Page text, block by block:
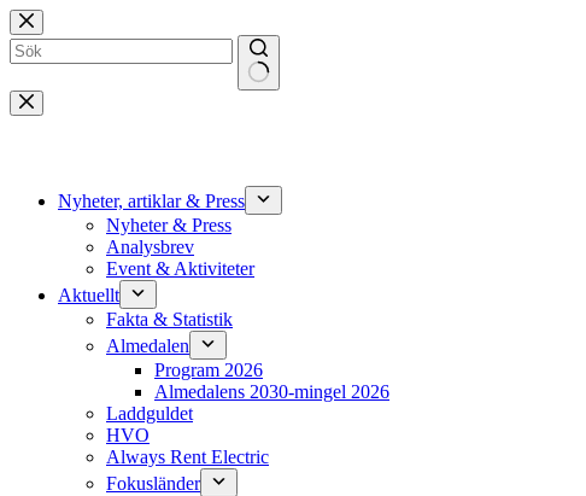
Hoppa
till
innehåll
Inga
resultat
Nyheter, artiklar & Press
Nyheter & Press
Analysbrev
Event & Aktiviteter
Aktuellt
Fakta & Statistik
Almedalen
Program 2026
Almedalens 2030-mingel 2026
Laddguldet
HVO
Always Rent Electric
Fokusländer